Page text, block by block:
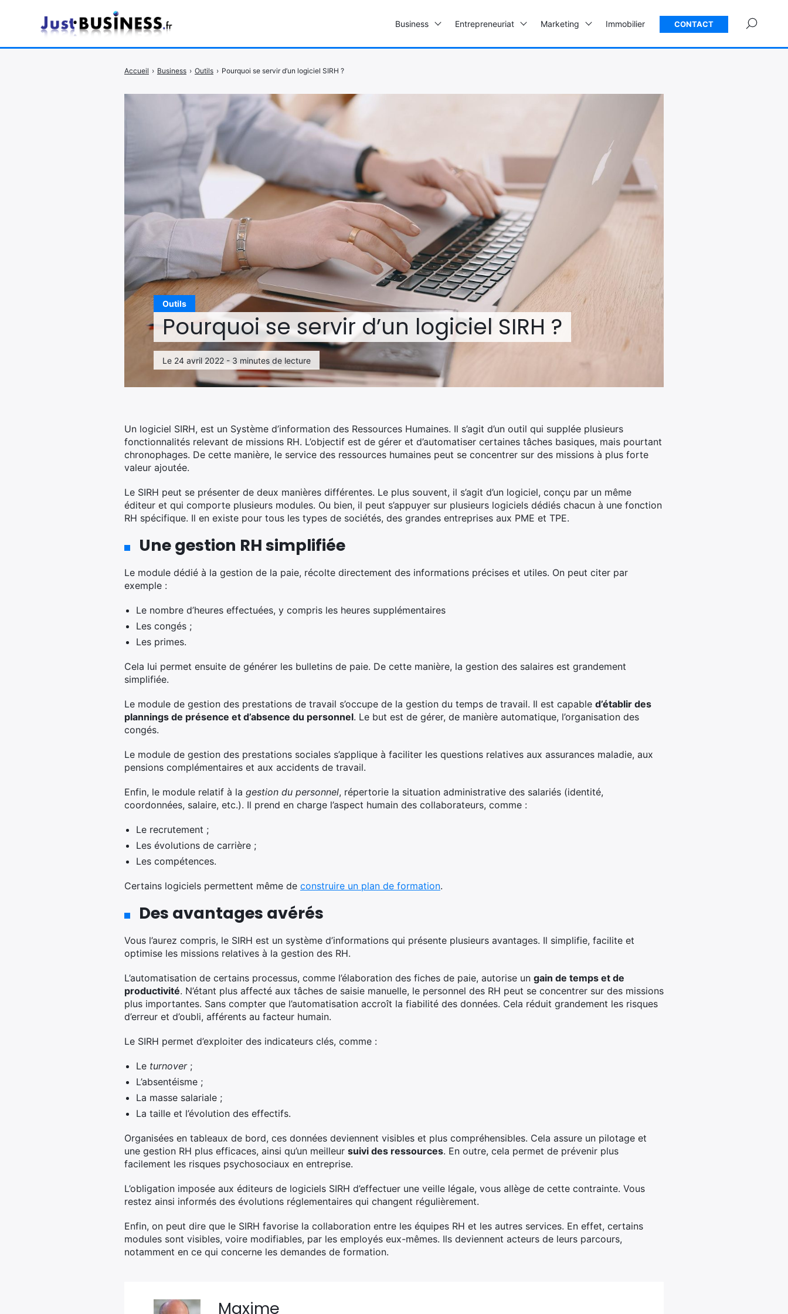
Outils
Pourquoi se servir d’un logiciel SIRH ?
Le 24 avril 2022 - 3 minutes de lecture
Accueil › Business › Outils › Pourquoi se servir d’un logiciel SIRH ?
Un logiciel SIRH, est un Système d’information des Ressources Humaines. Il s’agit d’un outil qui supplée plusieurs
fonctionnalités relevant de missions RH. L’objectif est de gérer et d’automatiser certaines tâches basiques, mais pourtant
chronophages. De cette manière, le service des ressources humaines peut se concentrer sur des missions à plus forte
valeur ajoutée.
Le SIRH peut se présenter de deux manières différentes. Le plus souvent, il s’agit d’un logiciel, conçu par un même
éditeur et qui comporte plusieurs modules. Ou bien, il peut s’appuyer sur plusieurs logiciels dédiés chacun à une fonction
RH spécifique. Il en existe pour tous les types de sociétés, des grandes entreprises aux PME et TPE.
Une gestion RH simplifiée
Le module dédié à la gestion de la paie, récolte directement des informations précises et utiles. On peut citer par
exemple :
Le nombre d’heures effectuées, y compris les heures supplémentaires
Les congés ;
Les primes.
Cela lui permet ensuite de générer les bulletins de paie. De cette manière, la gestion des salaires est grandement
simplifiée.
Le module de gestion des prestations de travail s’occupe de la gestion du temps de travail. Il est capable d’établir des
plannings de présence et d’absence du personnel. Le but est de gérer, de manière automatique, l’organisation des
congés.
Le module de gestion des prestations sociales s’applique à faciliter les questions relatives aux assurances maladie, aux
pensions complémentaires et aux accidents de travail.
Enfin, le module relatif à la gestion du personnel, répertorie la situation administrative des salariés (identité,
coordonnées, salaire, etc.). Il prend en charge l’aspect humain des collaborateurs, comme :
Le recrutement ;
Les évolutions de carrière ;
Les compétences.
Certains logiciels permettent même de construire un plan de formation.
Des avantages avérés
Vous l’aurez compris, le SIRH est un système d’informations qui présente plusieurs avantages. Il simplifie, facilite et
optimise les missions relatives à la gestion des RH.
L’automatisation de certains processus, comme l’élaboration des fiches de paie, autorise un gain de temps et de
productivité. N’étant plus affecté aux tâches de saisie manuelle, le personnel des RH peut se concentrer sur des missions
plus importantes. Sans compter que l’automatisation accroît la fiabilité des données. Cela réduit grandement les risques
d’erreur et d’oubli, afférents au facteur humain.
Le SIRH permet d’exploiter des indicateurs clés, comme :
Le turnover;
L’absentéisme ;
La masse salariale ;
La taille et l’évolution des effectifs.
Organisées en tableaux de bord, ces données deviennent visibles et plus compréhensibles. Cela assure un pilotage et
une gestion RH plus efficaces, ainsi qu’un meilleur suivi des ressources. En outre, cela permet de prévenir plus
facilement les risques psychosociaux en entreprise.
L’obligation imposée aux éditeurs de logiciels SIRH d’effectuer une veille légale, vous allège de cette contrainte. Vous
restez ainsi informés des évolutions réglementaires qui changent régulièrement.
Enfin, on peut dire que le SIRH favorise la collaboration entre les équipes RH et les autres services. En effet, certains
modules sont visibles, voire modifiables, par les employés eux-mêmes. Ils deviennent acteurs de leurs parcours,
notamment en ce qui concerne les demandes de formation.
Maxime
Business Entrepreneuriat Marketing Immobilier CONTACT
Rechercher